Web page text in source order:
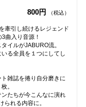
800円 （税込）
牽引し続けるレジェンド
曲入り音源！
イルがJABURO流。
る全員を１つにしてし
雑誌を捲り自分磨きに
。
たちが今こんなに演れ
られる内容に。